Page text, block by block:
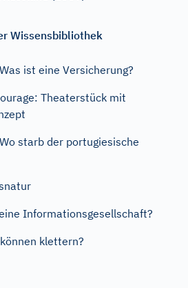
Wissensbibliothek
ist eine Versicherung?
Theaterstück mit
starb der portugiesische
Informationsgesellschaft?
klettern?